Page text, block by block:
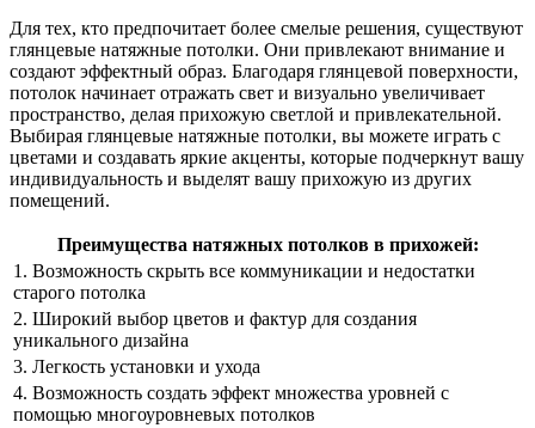
Для тех, кто предпочитает более смелые решения, существуют
глянцевые натяжные потолки. Они привлекают внимание и
создают эффектный образ. Благодаря глянцевой поверхности,
потолок начинает отражать свет и визуально увеличивает
пространство, делая прихожую светлой и привлекательной.
Выбирая глянцевые натяжные потолки, вы можете играть с
цветами и создавать яркие акценты, которые подчеркнут вашу
индивидуальность и выделят вашу прихожую из других
помещений.
Преимущества натяжных потолков в прихожей:
1. Возможность скрыть все коммуникации и недостатки
старого потолка
2. Широкий выбор цветов и фактур для создания
уникального дизайна
3. Легкость установки и ухода
4. Возможность создать эффект множества уровней с
помощью многоуровневых потолков